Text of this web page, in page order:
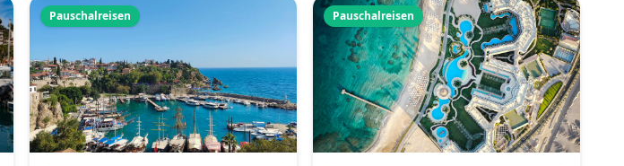
Pauschalreisen Pauschalreisen